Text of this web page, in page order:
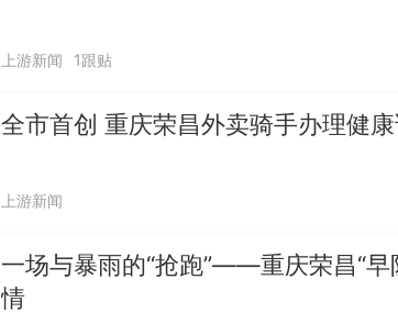
上游新闻 1跟贴
全市首创 重庆荣昌外卖骑手办理健
上游新闻
一场与暴雨的“抢跑”——重庆荣昌“早
情